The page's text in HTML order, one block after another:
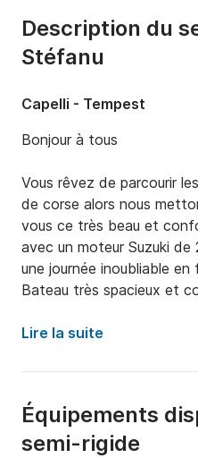
Description du
Stéfanu
Capelli - Tempest
Bonjour à tous
Vous rêvez de parcourir
de corse alors nous
vous ce très beau et
avec un moteur Suzuki
une journée inoubliable en
Bateau très spacieux et
double et ça banquette
d’eau de 30l,
d’un poste radio et de 5
d’un écran gps Simrad
naviguer en toute sécurité,
Lire la suite
Équipements
semi-rigide